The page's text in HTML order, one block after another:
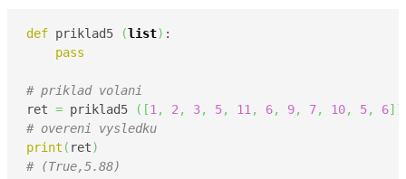
def priklad5 (list) :
pass
# priklad volani
ret = priklad5 ( [1 , 2 , 3, 5, 11 , 6, 9, 7, 10, 5, 6] )
# overeni vysledku
print ( ret)
# (True,5.88)